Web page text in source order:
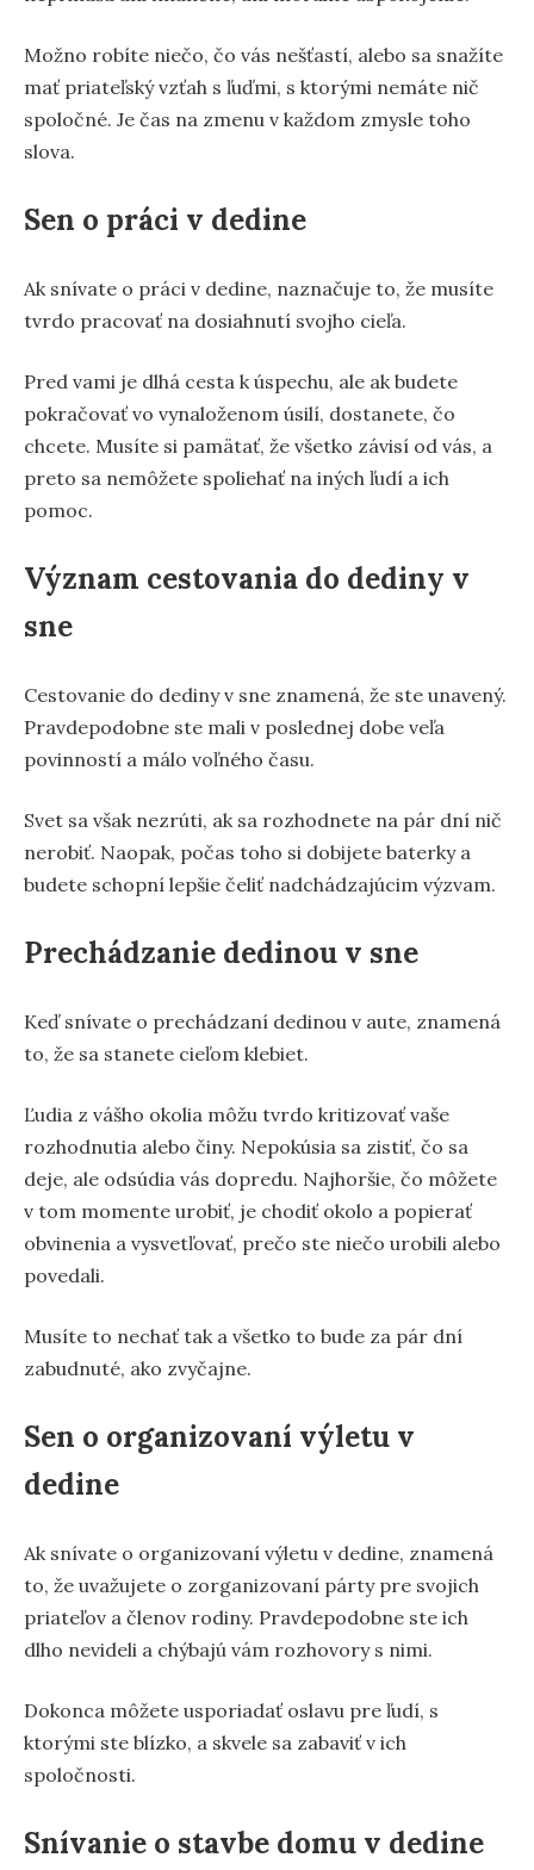
Možno robíte niečo, čo vás nešťastí, alebo sa snažíte
mať priateľský vzťah s ľuďmi, s ktorými nemáte nič
spoločné. Je čas na zmenu v každom zmysle toho
slova.
Sen o práci v dedine
Ak snívate o práci v dedine, naznačuje to, že musíte
tvrdo pracovať na dosiahnutí svojho cieľa.
Pred vami je dlhá cesta k úspechu, ale ak budete
pokračovať vo vynaloženom úsilí, dostanete, čo
chcete. Musíte si pamätať, že všetko závisí od vás, a
preto sa nemôžete spoliehať na iných ľudí a ich
pomoc.
Význam cestovania do dediny v
sne
Cestovanie do dediny v sne znamená, že ste unavený.
Pravdepodobne ste mali v poslednej dobe veľa
povinností a málo voľného času.
Svet sa však nezrúti, ak sa rozhodnete na pár dní nič
nerobiť. Naopak, počas toho si dobijete baterky a
budete schopní lepšie čeliť nadchádzajúcim výzvam.
Prechádzanie dedinou v sne
Keď snívate o prechádzaní dedinou v aute, znamená
to, že sa stanete cieľom klebiet.
Ľudia z vášho okolia môžu tvrdo kritizovať vaše
rozhodnutia alebo činy. Nepokúsia sa zistiť, čo sa
deje, ale odsúdia vás dopredu. Najhoršie, čo môžete
v tom momente urobiť, je chodiť okolo a popierať
obvinenia a vysvetľovať, prečo ste niečo urobili alebo
povedali.
Musíte to nechať tak a všetko to bude za pár dní
zabudnuté, ako zvyčajne.
Sen o organizovaní výletu v
dedine
Ak snívate o organizovaní výletu v dedine, znamená
to, že uvažujete o zorganizovaní párty pre svojich
priateľov a členov rodiny. Pravdepodobne ste ich
dlho nevideli a chýbajú vám rozhovory s nimi.
Dokonca môžete usporiadať oslavu pre ľudí, s
ktorými ste blízko, a skvele sa zabaviť v ich
spoločnosti.
Snívanie o stavbe domu v dedine